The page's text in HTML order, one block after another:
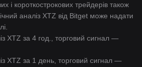
і короткострокових трейдерів також
аналіз XTZ від Bitget може надати
XTZ за 4 год., торговий сигнал —
XTZ за 1 день, торговий сигнал —